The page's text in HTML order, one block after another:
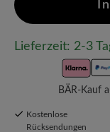
Lieferzeit: 2-3
BÄR-Kauf
Kostenlose
Rücksendungen